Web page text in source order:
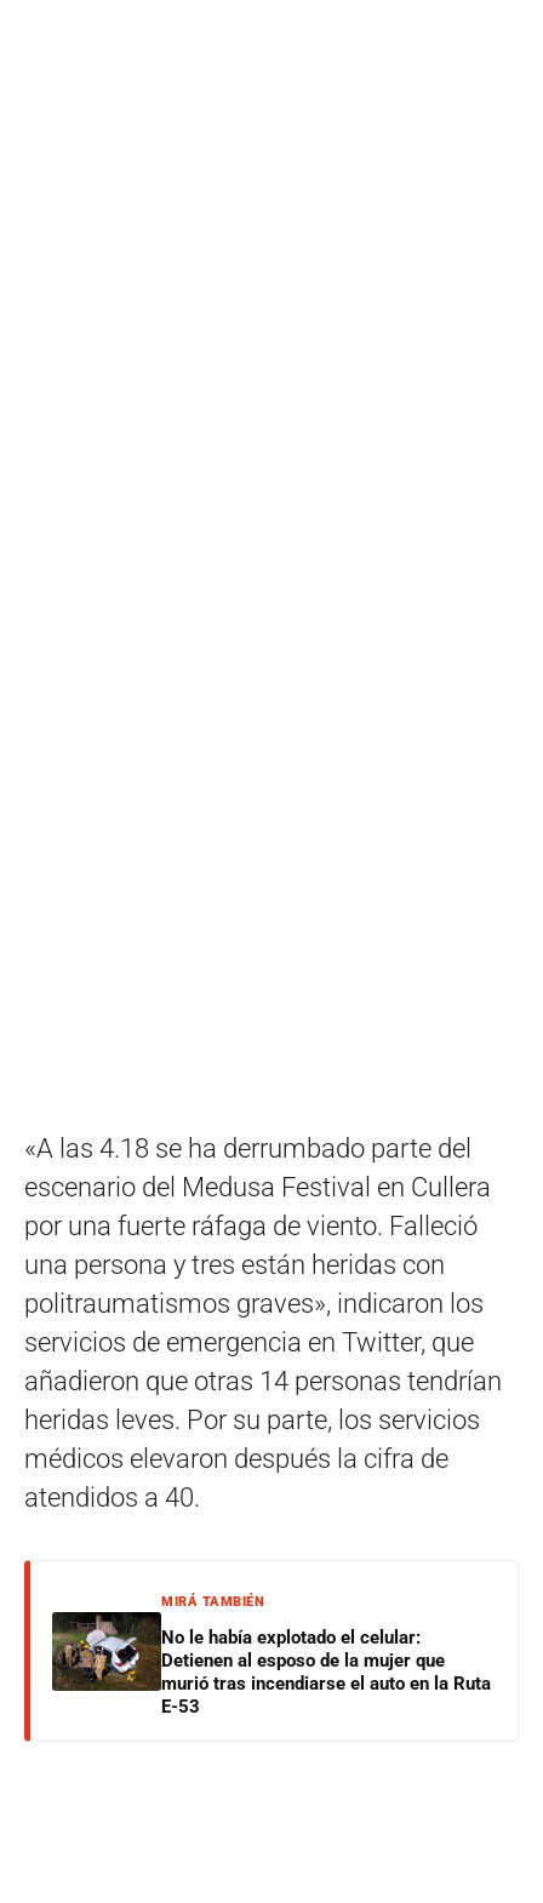
«A las 4.18 se ha derrumbado parte del
escenario del Medusa Festival en Cullera
por una fuerte ráfaga de viento. Falleció
una persona y tres están heridas con
politraumatismos graves», indicaron los
servicios de emergencia en Twitter, que
añadieron que otras 14 personas tendrían
heridas leves. Por su parte, los servicios
médicos elevaron después la cifra de
atendidos a 40.
MIRÁ TAMBIÉN
No le había explotado el celular:
Detienen al esposo de la mujer que
murió tras incendiarse el auto en la Ruta
E-53